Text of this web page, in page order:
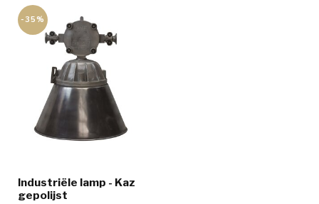
-35%
Industriële lamp - Kaz
gepolijst